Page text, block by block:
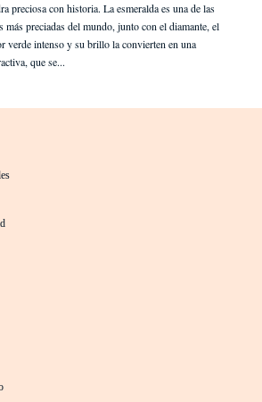
preciosa con historia. La esmeralda es una de las
más preciadas del mundo, junto con el diamante, el
verde intenso y su brillo la convierten en una
que se...